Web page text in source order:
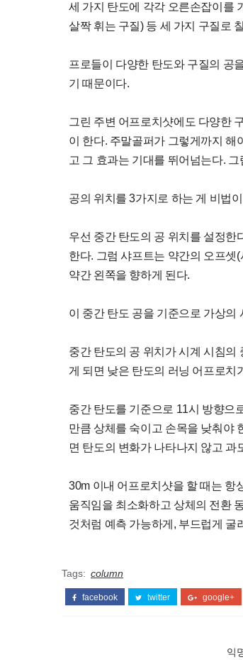
세 가지 탄도에 각각 오른손잡이를
살짝 휘는 구질) 등 세 가지 구질로
프로들이 다양한 탄도와 구질의 공
기 때문이다.
그린 주변 어프로치샷에도 다양한
이 한다. 주말골퍼가 그렇게까지 해
고 그 효과는 기대를 뛰어넘는다.
공의 위치를 3가지로 하는 게 비법
우선 중간 탄도의 공 위치를 설정한
한다. 그럼 샤프트는 약간의 오프
약간 왼쪽을 향하게 된다.
이 중간 탄도 공을 기준으로 가상의
중간 탄도의 공 위치가 시계 시침의
게 되면 낮은 탄도의 러닝 어프로치
중간 탄도를 기준으로 11시 방향으
만큼 상체를 숙이고 손목을 낮춰야
면 탄도의 변화가 나타나지 않고 과
30m 이내 어프로치샷을 할 때는 항
움직임을 최소화하고 상체의 전환
것처럼 예측 가능하게, 부드럽게 굴
Tags: column
facebook twitter google+
익